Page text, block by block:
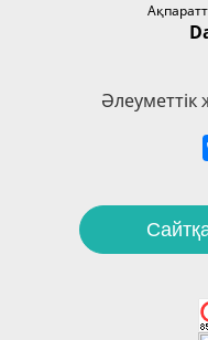
Әлеуметтік